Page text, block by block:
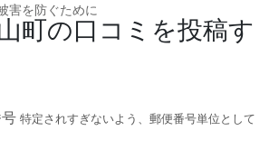
害を防ぐために
町の口コミを投稿す
特定されすぎないよう、郵便番号単位として